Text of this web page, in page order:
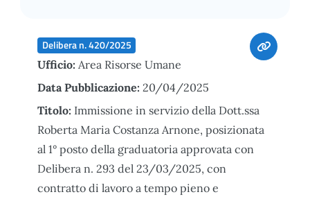
Delibera n. 420/2025
Ufficio: Area Risorse Umane
Data Pubblicazione: 20/04/2025
Titolo: Immissione in servizio della Dott.ssa
Roberta Maria Costanza Arnone, posizionata
al 1° posto della graduatoria approvata con
Delibera n. 293 del 23/03/2025, con
contratto di lavoro a tempo pieno e